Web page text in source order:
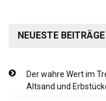
NEUESTE BEITRÄGE
Der wahre Wert im
Altsand und